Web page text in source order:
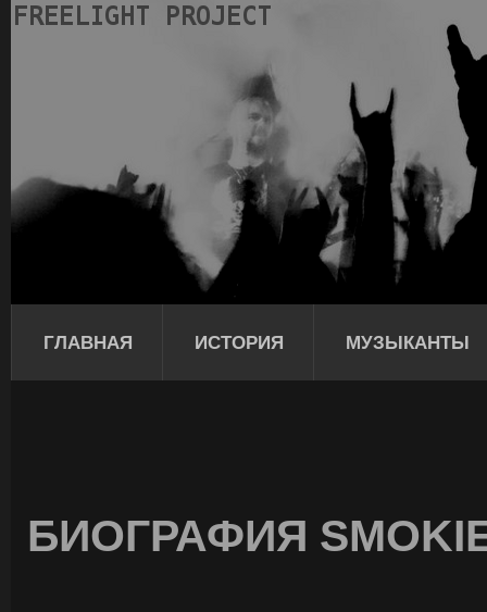
ГЛАВНАЯ ИСТОРИЯ МУЗЫКАНТЫ
БИОГРАФИЯ